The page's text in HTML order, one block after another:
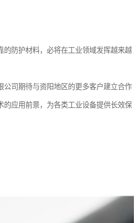
的防护材料，必将在工业领域发挥越来越
公司期待与资阳地区的更多客户建立合作
的应用前景，为各类工业设备提供长效保